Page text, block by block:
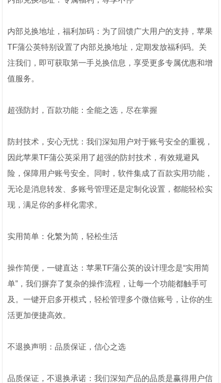
内部兑换地址，福利加码：为了回馈广大用户的支持，苹果
TF蒲公英特别设置了内部兑换地址，定期发放福利码。关
注我们，即可获取第一手兑换信息，享受更多专属优惠和增
值服务。
超强防封，百款功能：全能之选，尽在掌握
防封技术，安心无忧：我们深知用户对于账号安全的重视，
因此苹果TF蒲公英采用了超强的防封技术，有效规避风
险，保障用户账号安全。同时，软件集成了百款实用功能，
无论是消息转发、多账号管理还是定制化设置，都能轻松实
现，满足你的多样化需求。
实用简单：化繁为简，轻松生活
操作简便，一键直达：苹果TF蒲公英的设计理念是“实用简
单”，我们摒弃了复杂的操作流程，让每一个功能都触手可
及。一键开启多开模式，轻松管理多个微信账号，让你的生
活更加便捷高效。
不退换声明：品质保证，信心之选
品质保证，不退换承诺：我们深知产品的品质是赢得用户信